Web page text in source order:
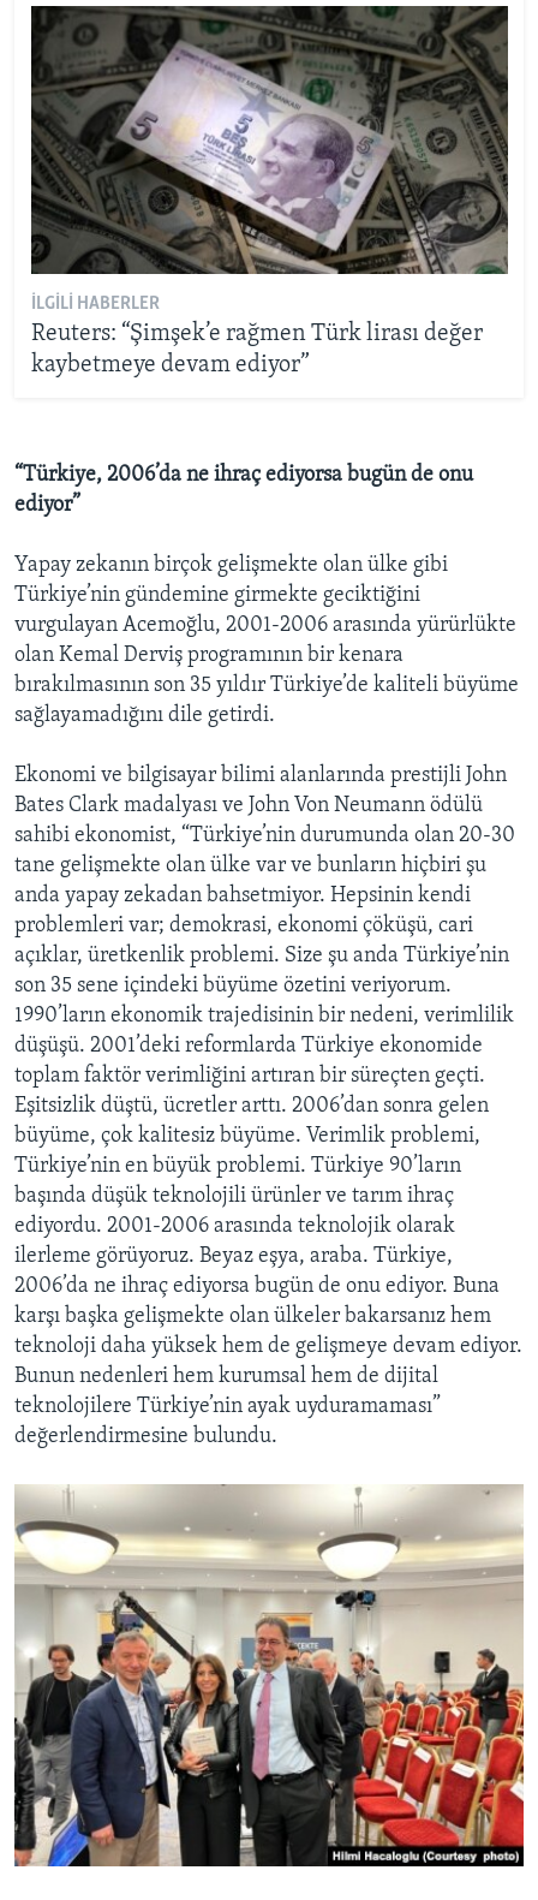
İLGILI HABERLER
Reuters: “Şimşek’e rağmen Türk lirası değer
kaybetmeye devam ediyor”
“Türkiye, 2006’da ne ihraç ediyorsa bugün de onu
ediyor”
Yapay zekanın birçok gelişmekte olan ülke gibi
Türkiye’nin gündemine girmekte geciktiğini
vurgulayan Acemoğlu, 2001-2006 arasında yürürlükte
olan Kemal Derviş programının bir kenara
bırakılmasının son 35 yıldır Türkiye’de kaliteli büyüme
sağlayamadığını dile getirdi.
Ekonomi ve bilgisayar bilimi alanlarında prestijli John
Bates Clark madalyası ve John Von Neumann ödülü
sahibi ekonomist, “Türkiye’nin durumunda olan 20-30
tane gelişmekte olan ülke var ve bunların hiçbiri şu
anda yapay zekadan bahsetmiyor. Hepsinin kendi
problemleri var; demokrasi, ekonomi çöküşü, cari
açıklar, üretkenlik problemi. Size şu anda Türkiye’nin
son 35 sene içindeki büyüme özetini veriyorum.
1990’ların ekonomik trajedisinin bir nedeni, verimlilik
düşüşü. 2001’deki reformlarda Türkiye ekonomide
toplam faktör verimliğini artıran bir süreçten geçti.
Eşitsizlik düştü, ücretler arttı. 2006’dan sonra gelen
büyüme, çok kalitesiz büyüme. Verimlik problemi,
Türkiye’nin en büyük problemi. Türkiye 90’ların
başında düşük teknolojili ürünler ve tarım ihraç
ediyordu. 2001-2006 arasında teknolojik olarak
ilerleme görüyoruz. Beyaz eşya, araba. Türkiye,
2006’da ne ihraç ediyorsa bugün de onu ediyor. Buna
karşı başka gelişmekte olan ülkeler bakarsanız hem
teknoloji daha yüksek hem de gelişmeye devam ediyor.
Bunun nedenleri hem kurumsal hem de dijital
teknolojilere Türkiye’nin ayak uyduramaması”
değerlendirmesine bulundu.